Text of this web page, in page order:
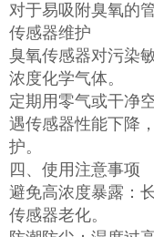
对于易吸附臭氧的
传感器维护
臭氧传感器对污染
浓度化学气体。
定期用零气或干净
遇传感器性能下降
护。
四、使用注意事项
避免高浓度暴露：
传感器老化。